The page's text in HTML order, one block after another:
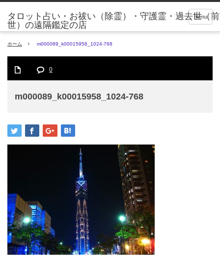
menu
タロット占い・お祓い（除霊）・守護霊・過去世（前
世）の遠隔鑑定の店
ホーム m000089_k00015958_1024-768
0
m000089_k00015958_1024-768